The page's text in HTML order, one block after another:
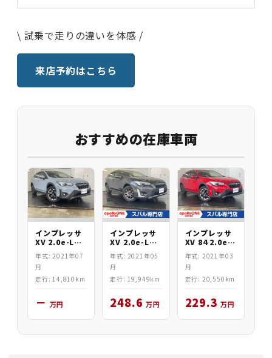
\ 試乗で走りの違いを体感 /
来店予約はこちら
おすすめの在庫車両
インプレッサ
XV 2.0e-L
EyeSight
AWD
年式: 2021年07
月
走行: 14,810km
－ 万円
インプレッサ
XV 2.0e-L
EyeSight
AWD
年式: 2021年05
月
走行: 19,949km
248.6 万円
インプレッサ
XV 84 2.0e-L
EyeSight
AWD
年式: 2021年03
月
走行: 20,550km
229.3 万円